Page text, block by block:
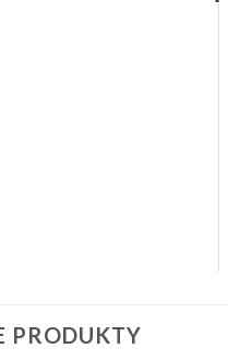
PRODUKTY